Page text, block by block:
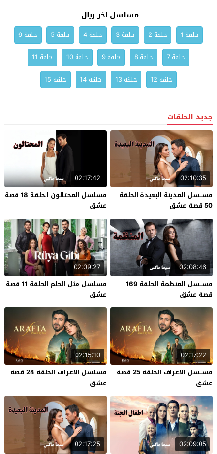
مسلسل اخر ريال
حلقة 1 حلقة 2 حلقة 3 حلقة 4 حلقة 5
حلقة 6
حلقة 7
حلقة 8 حلقة 9 حلقة 10
حلقة 11
حلقة 12
حلقة 13 حلقة 14 حلقة 15
جديد الحلقات
02:10:35
مسلسل المدينة البعيدة الحلقة
50 قصة عشق
02:17:42
مسلسل المحتالون الحلقة 18 قصة
عشق
02:08:46
مسلسل المنظمة الحلقة 169
قصة عشق
02:09:27
مسلسل مثل الحلم الحلقة 11 قصة
عشق
02:17:22
مسلسل الاعراف الحلقة 25 قصة
عشق
02:15:10
مسلسل الاعراف الحلقة 24 قصة
عشق
02:09:05
02:17:25